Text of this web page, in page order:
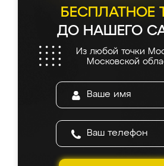
БЕСПЛАТНОЕ
ДО НАШЕГО
Из любой точки
Московской